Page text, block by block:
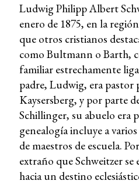
Ludwig Philipp Albert
enero de 1875, en la
que otros cristianos
como Bultmann o Barth,
familiar estrechamente
padre, Ludwig, era pastor
Kaysersberg, y por parte
Schillinger, su abuelo era
genealogía incluye a
de maestros de escuela.
extraño que Schweitzer se
hacia un destino